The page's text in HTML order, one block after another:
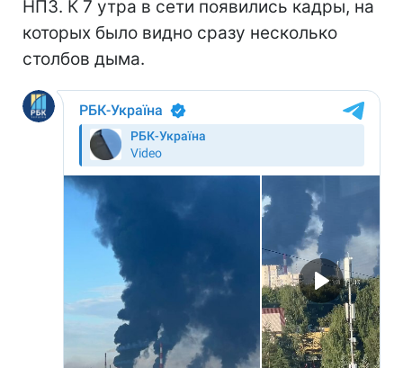
НПЗ. К 7 утра в сети появились кадры, на
которых было видно сразу несколько
столбов дыма.